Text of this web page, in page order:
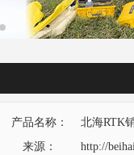
产品名称：
北海RTK
来源：
http://